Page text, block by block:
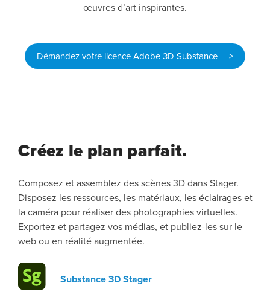
œuvres d’art inspirantes.
Démandez votre licence Adobe 3D Substance >
Créez le plan parfait.
Composez et assemblez des scènes 3D dans Stager.
Disposez les ressources, les matériaux, les éclairages et
la caméra pour réaliser des photographies virtuelles.
Exportez et partagez vos médias, et publiez-les sur le
web ou en réalité augmentée.
Substance 3D Stager